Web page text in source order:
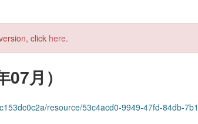
click here.
月）
53c4acd0-9949-47fd-84db-7b1c5c6fd103/